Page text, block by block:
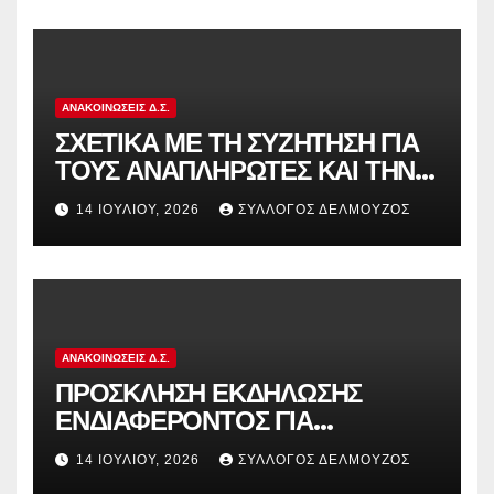
ΑΝΑΚΟΙΝΏΣΕΙΣ Δ.Σ.
ΣΧΕΤΙΚΑ ΜΕ ΤΗ ΣΥΖΗΤΗΣΗ ΓΙΑ
ΤΟΥΣ ΑΝΑΠΛΗΡΩΤΕΣ ΚΑΙ ΤΗΝ
ΠΑΡΑΠΟΜΠΗ ΤΗΣ ΕΛΛΑΔΑΣ
ΣΤΟ ΕΥΡΩΠΑΪΚΟ ΔΙΚΑΣΤΗΡΙΟ
14 ΙΟΥΛΊΟΥ, 2026 ΣΎΛΛΟΓΟΣ ΔΕΛΜΟΎΖΟΣ
ΑΝΑΚΟΙΝΏΣΕΙΣ Δ.Σ.
ΠΡΟΣΚΛΗΣΗ ΕΚΔΗΛΩΣΗΣ
ΕΝΔΙΑΦΕΡΟΝΤΟΣ ΓΙΑ
ΚΑΤΑΣΚΗΝΩΣΕΙΣ ΔΟΕ
14 ΙΟΥΛΊΟΥ, 2026 ΣΎΛΛΟΓΟΣ ΔΕΛΜΟΎΖΟΣ